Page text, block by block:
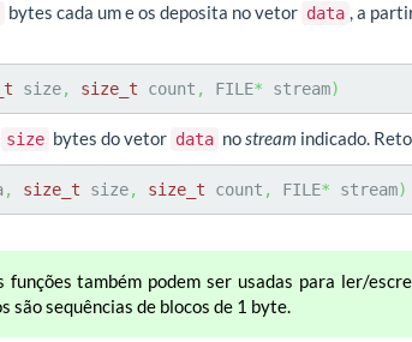
bytes cada um e os deposita no vetor data , a
size, size_t count , FILE* stream)
size bytes do vetor data nostream indicado.
, size_t size, size_t count , FILE* stream)
funções também podem ser usadas para ler/
são sequências de blocos de 1 byte.